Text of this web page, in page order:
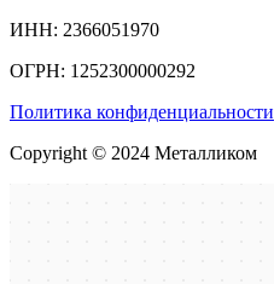
ИНН: 2366051970
ОГРН: 1252300000292
Политика конфиденциальности
Copyright © 2024 Металликом